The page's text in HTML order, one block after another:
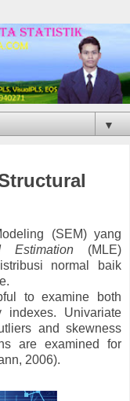
▼
(SEM) yang
Estimation (MLE)
normal baik
to examine both
indexes. Univariate
and skewness
are examined for
2006).